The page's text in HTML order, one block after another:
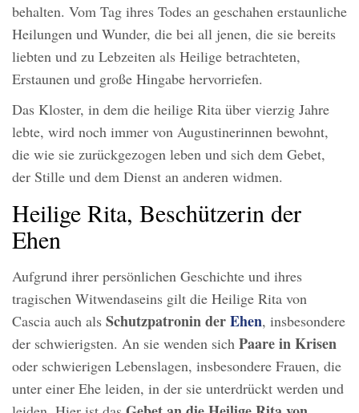
behalten. Vom Tag ihres Todes an geschahen erstaunliche
Heilungen und Wunder, die bei all jenen, die sie bereits
liebten und zu Lebzeiten als Heilige betrachteten,
Erstaunen und große Hingabe hervorriefen.
Das Kloster, in dem die heilige Rita über vierzig Jahre
lebte, wird noch immer von Augustinerinnen bewohnt,
die wie sie zurückgezogen leben und sich dem Gebet,
der Stille und dem Dienst an anderen widmen.
Heilige Rita, Beschützerin der
Ehen
Aufgrund ihrer persönlichen Geschichte und ihres
tragischen Witwendaseins gilt die Heilige Rita von
Cascia auch als Schutzpatronin derEhen, insbesondere
der schwierigsten. An sie wenden sich Paare in Krisen
oder schwierigen Lebenslagen, insbesondere Frauen, die
unter einer Ehe leiden, in der sie unterdrückt werden und